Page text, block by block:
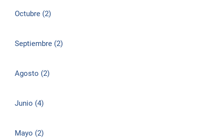
Octubre (2)
Septiembre (2)
Agosto (2)
Junio (4)
Mayo (2)